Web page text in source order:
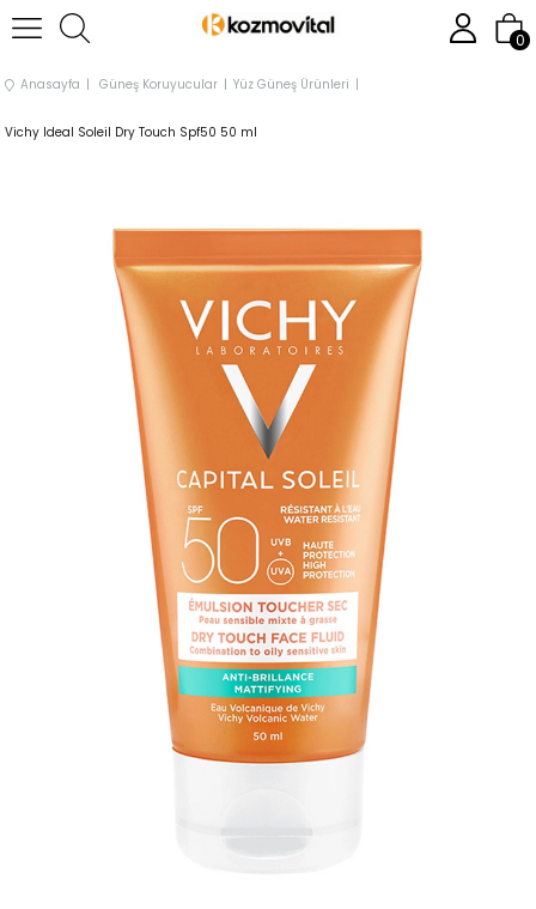
0
Anasayfa Güneş Koruyucular Yüz Güneş Ürünleri
Vichy Ideal Soleil Dry Touch Spf50 50 ml